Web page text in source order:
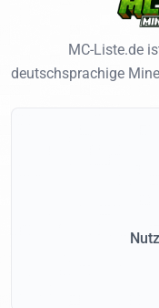
MC-Liste.de
deutschsprachige